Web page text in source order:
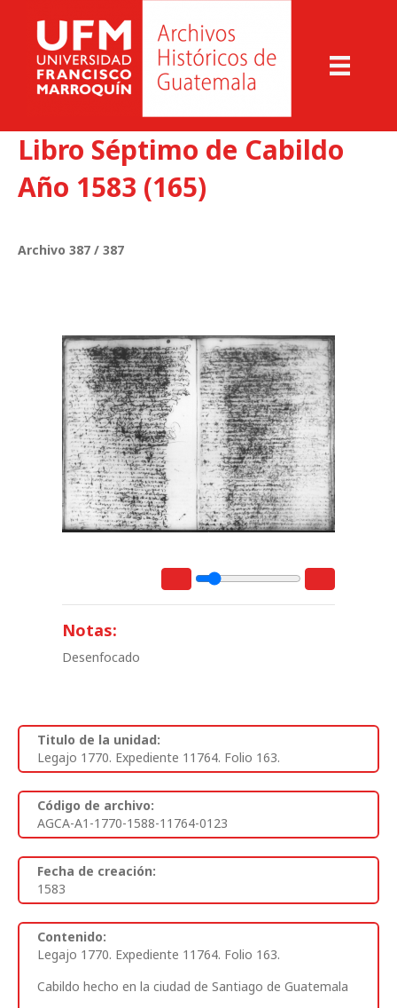
Libro Séptimo de Cabildo
Año 1583 (165)
Archivo 387 / 387
Notas:
Desenfocado
Titulo de la unidad:
Legajo 1770. Expediente 11764. Folio 163.
Código de archivo:
AGCA-A1-1770-1588-11764-0123
Fecha de creación:
1583
Contenido:
Legajo 1770. Expediente 11764. Folio 163.
Cabildo hecho en la ciudad de Santiago de Guatemala